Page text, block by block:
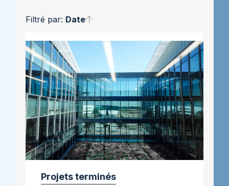
Filtré par: Date
Projets terminés